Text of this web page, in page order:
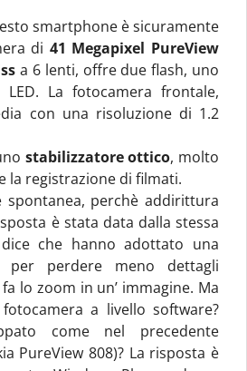
smartphone è sicuramente
di 41 Megapixel PureView
a 6 lenti, offre due flash, uno
La fotocamera frontale,
con una risoluzione di 1.2
stabilizzatore ottico, molto
la registrazione di filmati.
spontanea, perchè addirittura
è stata data dalla stessa
che hanno adottato una
per perdere meno dettagli
lo zoom in un’ immagine. Ma
a livello software?
come nel precedente
PureView 808)? La risposta è